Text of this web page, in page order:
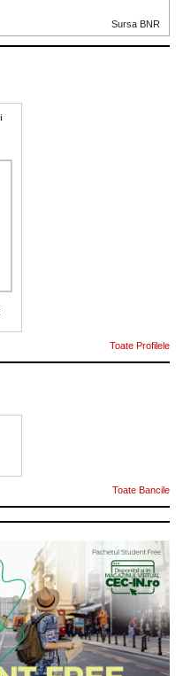
Sursa BNR
Toate Profilele
Toate Bancile